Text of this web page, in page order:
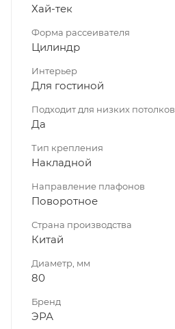
Хай-тек
Форма рассеивателя
Цилиндр
Интерьер
Для гостиной
Подходит для низких потолков
Да
Тип крепления
Накладной
Направление плафонов
Поворотное
Страна производства
Китай
Диаметр, мм
80
Бренд
ЭРА